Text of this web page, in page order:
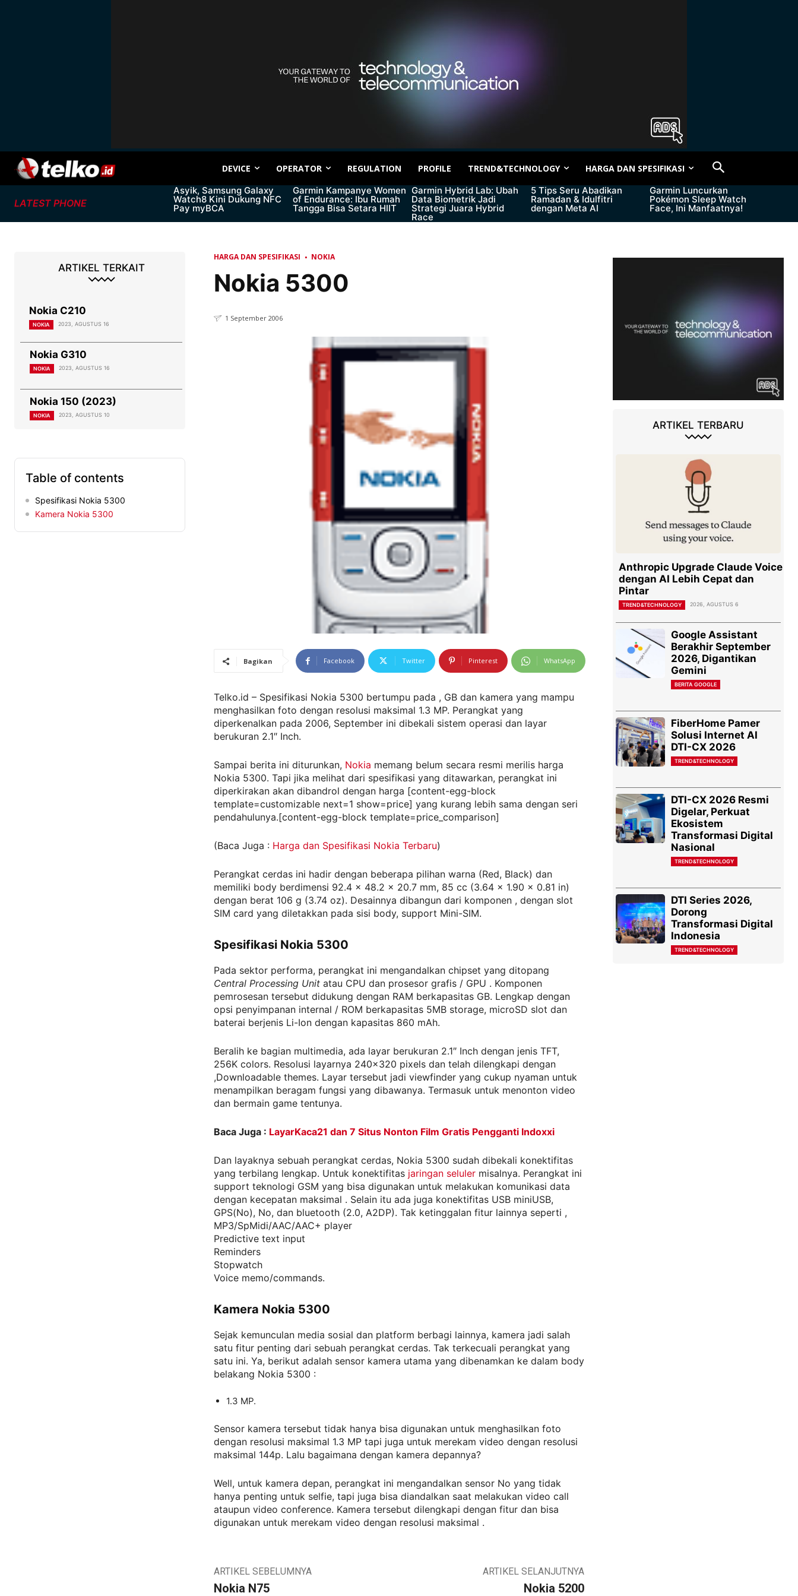
DEVICE OPERATOR REGULATION PROFILE TREND&TECHNOLOGY HARGA DAN SPESIFIKASI
LATEST PHONE
Asyik, Samsung Galaxy
Watch8 Kini Dukung NFC
Pay myBCA
Garmin Kampanye Women
of Endurance: Ibu Rumah
Tangga Bisa Setara HIIT
Garmin Hybrid Lab: Ubah
Data Biometrik Jadi
Strategi Juara Hybrid
Race
5 Tips Seru Abadikan
Ramadan & Idulfitri
dengan Meta AI
Garmin Luncurkan
Pokémon Sleep Watch
Face, Ini Manfaatnya!
ARTIKEL TERKAIT
Nokia C210
NOKIA 2023, AGUSTUS 16
Nokia G310
NOKIA 2023, AGUSTUS 16
Nokia 150 (2023)
NOKIA 2023, AGUSTUS 10
Table of contents
Spesifikasi Nokia 5300
Kamera Nokia 5300
HARGA DAN SPESIFIKASI NOKIA
Nokia 5300
1 September 2006
Bagikan Facebook Twitter Pinterest WhatsApp
Telko.id – Spesifikasi Nokia 5300 bertumpu pada , GB dan kamera yang mampu
menghasilkan foto dengan resolusi maksimal 1.3 MP. Perangkat yang
diperkenalkan pada 2006, September ini dibekali sistem operasi dan layar
berukuran 2.1″ Inch.
Sampai berita ini diturunkan, Nokia memang belum secara resmi merilis harga
Nokia 5300. Tapi jika melihat dari spesifikasi yang ditawarkan, perangkat ini
diperkirakan akan dibandrol dengan harga [content-egg-block
template=customizable next=1 show=price] yang kurang lebih sama dengan seri
pendahulunya.[content-egg-block template=price_comparison]
(Baca Juga : Harga dan Spesifikasi Nokia Terbaru)
Perangkat cerdas ini hadir dengan beberapa pilihan warna (Red, Black) dan
memiliki body berdimensi 92.4 x 48.2 x 20.7 mm, 85 cc (3.64 x 1.90 x 0.81 in)
dengan berat 106 g (3.74 oz). Desainnya dibangun dari komponen , dengan slot
SIM card yang diletakkan pada sisi body, support Mini-SIM.
Spesifikasi Nokia 5300
Pada sektor performa, perangkat ini mengandalkan chipset yang ditopang
Central Processing Unit atau CPU dan prosesor grafis / GPU . Komponen
pemrosesan tersebut didukung dengan RAM berkapasitas GB. Lengkap dengan
opsi penyimpanan internal / ROM berkapasitas 5MB storage, microSD slot dan
baterai berjenis Li-Ion dengan kapasitas 860 mAh.
Beralih ke bagian multimedia, ada layar berukuran 2.1″ Inch dengan jenis TFT,
256K colors. Resolusi layarnya 240×320 pixels dan telah dilengkapi dengan
,Downloadable themes. Layar tersebut jadi viewfinder yang cukup nyaman untuk
menampilkan beragam fungsi yang dibawanya. Termasuk untuk menonton video
dan bermain game tentunya.
Baca Juga : LayarKaca21 dan 7 Situs Nonton Film Gratis Pengganti Indoxxi
Dan layaknya sebuah perangkat cerdas, Nokia 5300 sudah dibekali konektifitas
yang terbilang lengkap. Untuk konektifitas jaringan seluler misalnya. Perangkat ini
support teknologi GSM yang bisa digunakan untuk melakukan komunikasi data
dengan kecepatan maksimal . Selain itu ada juga konektifitas USB miniUSB,
GPS(No), No, dan bluetooth (2.0, A2DP). Tak ketinggalan fitur lainnya seperti ,
MP3/SpMidi/AAC/AAC+ player
Predictive text input
Reminders
Stopwatch
Voice memo/commands.
Kamera Nokia 5300
Sejak kemunculan media sosial dan platform berbagi lainnya, kamera jadi salah
satu fitur penting dari sebuah perangkat cerdas. Tak terkecuali perangkat yang
satu ini. Ya, berikut adalah sensor kamera utama yang dibenamkan ke dalam body
belakang Nokia 5300 :
1.3 MP.
Sensor kamera tersebut tidak hanya bisa digunakan untuk menghasilkan foto
dengan resolusi maksimal 1.3 MP tapi juga untuk merekam video dengan resolusi
maksimal 144p. Lalu bagaimana dengan kamera depannya?
Well, untuk kamera depan, perangkat ini mengandalkan sensor No yang tidak
hanya penting untuk selfie, tapi juga bisa diandalkan saat melakukan video call
ataupun video conference. Kamera tersebut dilengkapi dengan fitur dan bisa
digunakan untuk merekam video dengan resolusi maksimal .
ARTIKEL SEBELUMNYA
Nokia N75
ARTIKEL SELANJUTNYA
Nokia 5200
ARTIKEL TERBARU
Anthropic Upgrade Claude Voice
dengan AI Lebih Cepat dan
Pintar
TREND&TECHNOLOGY 2026, AGUSTUS 6
Google Assistant
Berakhir September
2026, Digantikan
Gemini
BERITA GOOGLE
FiberHome Pamer
Solusi Internet AI
DTI-CX 2026
TREND&TECHNOLOGY
DTI-CX 2026 Resmi
Digelar, Perkuat
Ekosistem
Transformasi Digital
Nasional
TREND&TECHNOLOGY
DTI Series 2026,
Dorong
Transformasi Digital
Indonesia
TREND&TECHNOLOGY